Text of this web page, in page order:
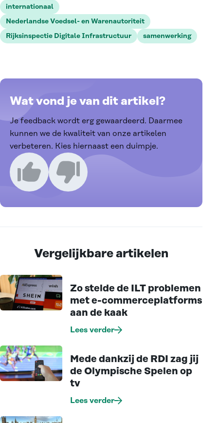
internationaal
Nederlandse Voedsel- en Warenautoriteit
Rijksinspectie Digitale Infrastructuur
samenwerking
Wat vond je van dit artikel?
Je feedback wordt erg gewaardeerd. Daarmee
kunnen we de kwaliteit van onze artikelen
verbeteren. Kies hiernaast een duimpje.
Ik vind dit een goed artikel
Ik vind dit een slecht artikel
Vergelijkbare artikelen
Zo stelde de ILT problemen
met e-commerceplatforms
aan de kaak
Lees verder
Mede dankzij de RDI zag jij
de Olympische Spelen op
tv
Lees verder